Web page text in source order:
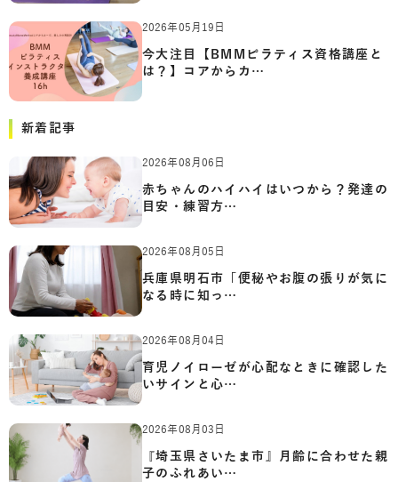
2026年05月19日
今大注目【BMMピラティス資格講座と
は？】コアからカ…
新着記事
2026年08月06日
赤ちゃんのハイハイはいつから？発達の
目安・練習方…
2026年08月05日
兵庫県明石市「便秘やお腹の張りが気に
なる時に知っ…
2026年08月04日
育児ノイローゼが心配なときに確認した
いサインと心…
2026年08月03日
『埼玉県さいたま市』月齢に合わせた親
子のふれあい…